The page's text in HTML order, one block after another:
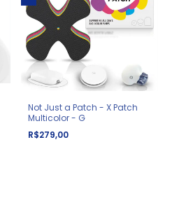
Not Just a Patch - X Patch
Multicolor - G
R$279,00